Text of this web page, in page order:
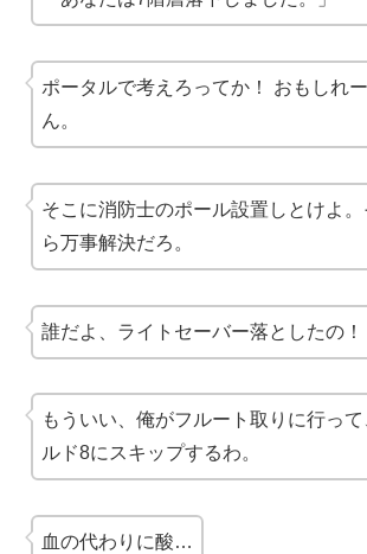
ポータルで考えろってか！ おもしれ
ん。
そこに消防士のポール設置しとけよ。
ら万事解決だろ。
誰だよ、 ライトセーバー落としたの！
もういい、俺がフルート 取りに行って
ルド8にスキップするわ。
血の代わりに酸…